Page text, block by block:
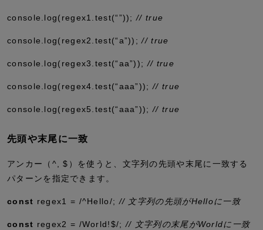
console.log(regex1.test(“”)); // true
console.log(regex2.test(“a”)) ; // true
console.log(regex3.test(“aa”)); // true
console.log(regex4.test(“aaa”)); // true
console.log(regex5.test(“aaa”)); // true
先頭や末尾に一致
アンカー（ ^,$ ）を使うと、文字列の先頭や末尾に一致する
パターンを指定できます。
const regex1 = /^Hello/; // 文字列の先頭がHelloに一致
const regex2 = /World!$/; // 文字列の末尾がWorldに一致